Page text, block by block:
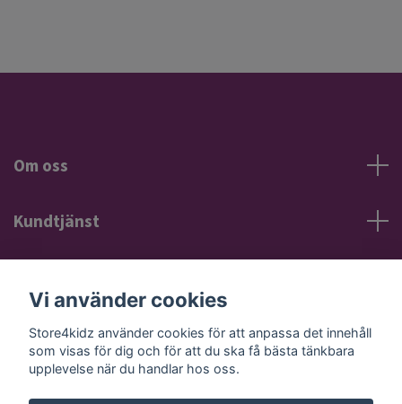
Om oss
Kundtjänst
Sociala medier
Vi använder cookies
Store4kidz använder cookies för att anpassa det innehåll
som visas för dig och för att du ska få bästa tänkbara
upplevelse när du handlar hos oss.